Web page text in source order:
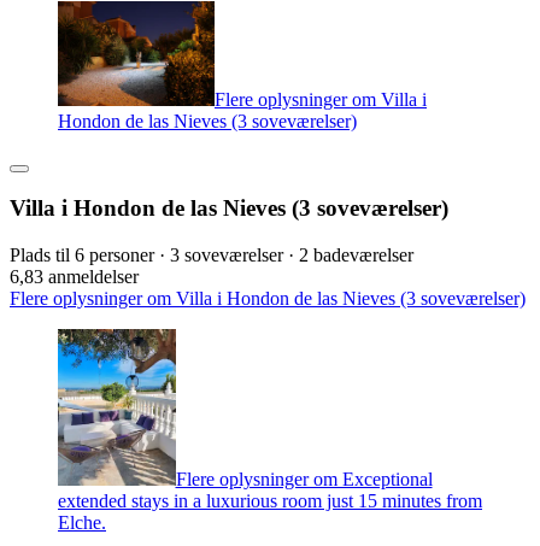
Flere oplysninger om Villa i
Hondon de las Nieves (3 soveværelser)
Villa i Hondon de las Nieves (3 soveværelser)
Plads til 6 personer · 3 soveværelser · 2 badeværelser
6,83 anmeldelser
Flere oplysninger om Villa i Hondon de las Nieves (3 soveværelser)
Flere oplysninger om Exceptional
extended stays in a luxurious room just 15 minutes from
Elche.